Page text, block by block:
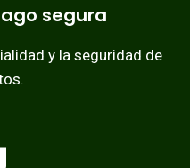
segura
y la seguridad de